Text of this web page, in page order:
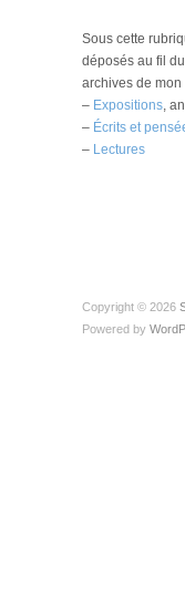
Sous cette
déposés au fil
archives de mon
– Expositions,
– Écrits et
– Lectures
Copyright © 2026
Powered by